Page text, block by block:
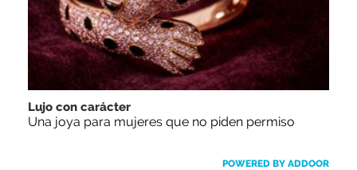
Lujo con carácter
Una joya para mujeres que no piden permiso
POWERED BY ADDOOR